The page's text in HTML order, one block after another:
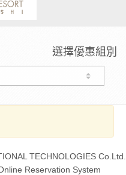
選擇優惠組別
TECHNOLOGIES Co.Ltd.
Reservation System